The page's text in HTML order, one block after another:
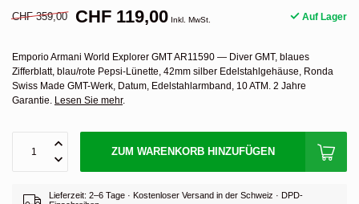
CHF 359,00 CHF 119,00 Inkl. MwSt. Auf Lager
Emporio Armani World Explorer GMT AR11590 — Diver GMT, blaues
Zifferblatt, blau/rote Pepsi-Lünette, 42mm silber Edelstahlgehäuse, Ronda
Swiss Made GMT-Werk, Datum, Edelstahlarmband, 10 ATM. 2 Jahre
Garantie. Lesen Sie mehr.
ZUM WARENKORB HINZUFÜGEN
Lieferzeit: 2–6 Tage · Kostenloser Versand in der Schweiz · DPD-